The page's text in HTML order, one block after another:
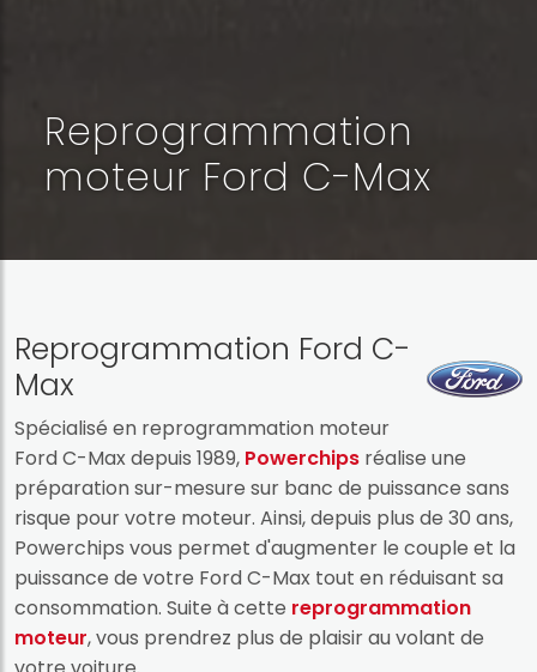
Reprogrammation
moteur Ford C-Max
Reprogrammation Ford C-
Max
Spécialisé en reprogrammation moteur
Ford C-Max depuis 1989, Powerchips réalise une
préparation sur-mesure sur banc de puissance sans
risque pour votre moteur. Ainsi, depuis plus de 30 ans,
Powerchips vous permet d'augmenter le couple et la
puissance de votre Ford C-Max tout en réduisant sa
consommation. Suite à cette reprogrammation
moteur, vous prendrez plus de plaisir au volant de